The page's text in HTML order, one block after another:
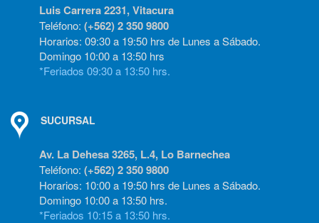
Luis Carrera 2231, Vitacura
Teléfono: (+562) 2 350 9800
Horarios: 09:30 a 19:50 hrs de Lunes a Sábado.
Domingo 10:00 a 13:50 hrs
*Feriados 09:30 a 13:50 hrs.
SUCURSAL
Av. La Dehesa 3265, L.4, Lo Barnechea
Teléfono: (+562) 2 350 9800
Horarios: 10:00 a 19:50 hrs de Lunes a Sábado.
Domingo 10:00 a 13:50 hrs.
*Feriados 10:15 a 13:50 hrs.